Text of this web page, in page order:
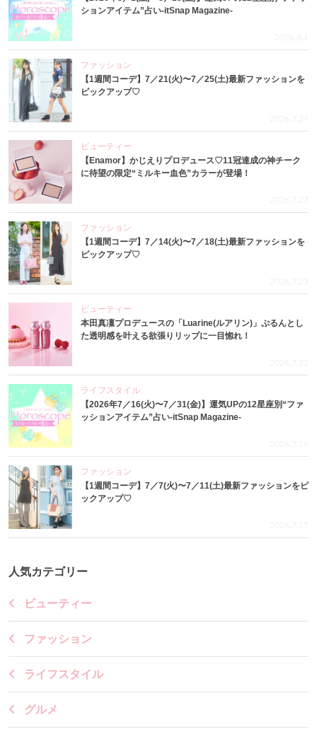
ションアイテム”占い-itSnap Magazine-
2026.8.1
ファッション
【1週間コーデ】7／21(火)〜7／25(土)最新ファッションを
ピックアップ♡
2026.7.29
ビューティー
【Enamor】かじえりプロデュース♡11冠達成の神チーク
に待望の限定“ミルキー血色”カラーが登場！
2026.7.27
ファッション
【1週間コーデ】7／14(火)〜7／18(土)最新ファッションを
ピックアップ♡
2026.7.23
ビューティー
本田真凜プロデュースの「Luarine(ルアリン)」ぷるんとし
た透明感を叶える欲張りリップに一目惚れ！
2026.7.22
ライフスタイル
【2026年7／16(火)〜7／31(金)】運気UPの12星座別“ファ
ッションアイテム”占い-itSnap Magazine-
2026.7.16
ファッション
【1週間コーデ】7／7(火)〜7／11(土)最新ファッションをピ
ックアップ♡
2026.7.15
人気カテゴリー
ビューティー
ファッション
ライフスタイル
グルメ